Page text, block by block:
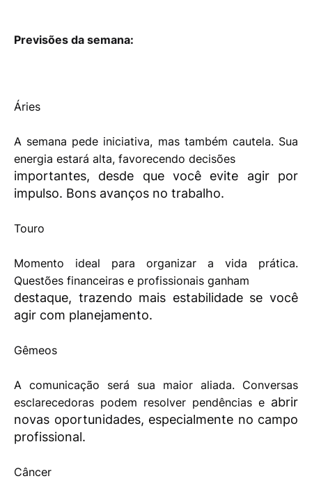
Previsões da semana:
Áries
A semana pede iniciativa, mas também cautela. Sua
energia estará alta, favorecendo decisões
importantes, desde que você evite agir por
impulso. Bons avanços no trabalho.
Touro
Momento ideal para organizar a vida prática.
Questões financeiras e profissionais ganham
destaque, trazendo mais estabilidade se você
agir com planejamento.
Gêmeos
A comunicação será sua maior aliada. Conversas
esclarecedoras podem resolver pendências e abrir
novas oportunidades, especialmente no campo
profissional.
Câncer